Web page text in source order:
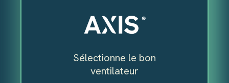
Sélectionne le bon
ventilateur
optimal et d’en partager les
caractéristiques à l’aide de